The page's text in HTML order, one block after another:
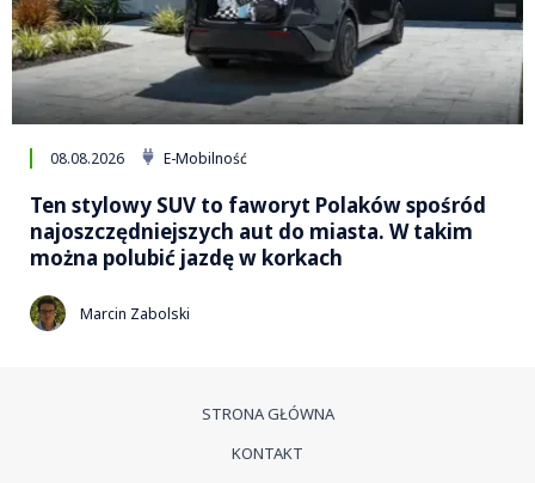
08.08.2026 E-Mobilność
Ten stylowy SUV to faworyt Polaków spośród
najoszczędniejszych aut do miasta. W takim
można polubić jazdę w korkach
Marcin Zabolski
STRONA GŁÓWNA
KONTAKT